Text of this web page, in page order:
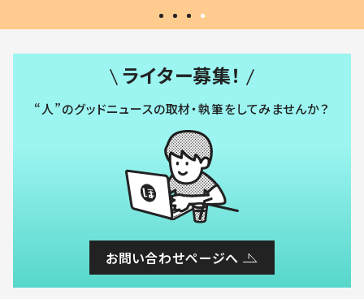
ライター募集！
“人”のグッドニュースの取材・執筆をしてみませんか？
お問い合わせページへ